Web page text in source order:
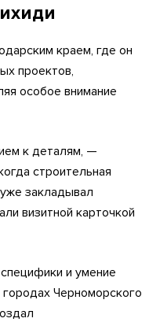
краем, где он
проектов,
особое внимание
к деталям, —
строительная
закладывал
визитной карточкой
и умение
Черноморского